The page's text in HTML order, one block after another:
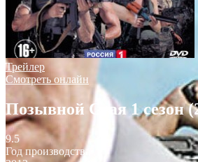
Трейлер
Смотреть онлайн
Позывной Стая 1 сезон
9.5
Год производства